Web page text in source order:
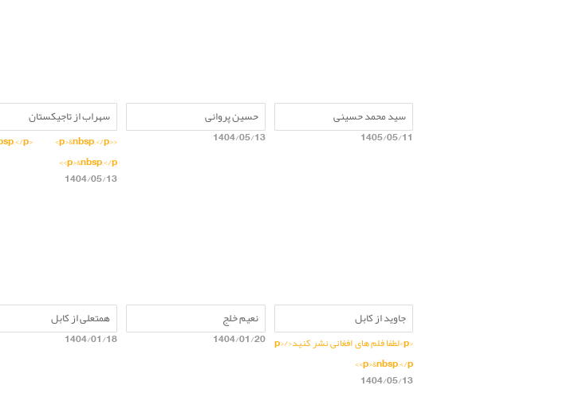
سید محمد حسینی
1405/05/11
حسین پروانی
1404/05/13
سهراب از تاجیکستان
p> <p>&nbsp;</p>
<p>&nbsp;</p>
1404/05/13
جاوید از کابل
<p>لطفا فلم های افغانی نشر کنید</p>
<p>&nbsp;</p>
1404/05/13
نعیم خلج
1404/01/20
همتعلی از کابل
1404/01/18